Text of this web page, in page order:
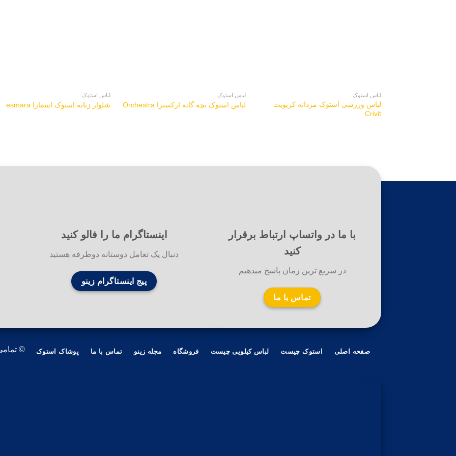
لباس استوک
لباس ورزشی استوک مردانه کریویت
Crivit
لباس استوک
لباس استوک بچه گانه ارکسترا Orchestra
لباس استوک
شلوار زنانه استوک اسمارا esmara
با ما در واتساپ ارتباط برقرار
کنید
در سریع ترین زمان پاسخ میدهیم
تماس با ما
اینستاگرام ما را فالو کنید
دنبال یک تعامل دوستانه دوطرفه هستید
پیج اینستاگرام زینو
صفحه اصلی استوک چیست لباس کیلویی چیست فروشگاه مجله زینو تماس با ما پوشاک استوک ©